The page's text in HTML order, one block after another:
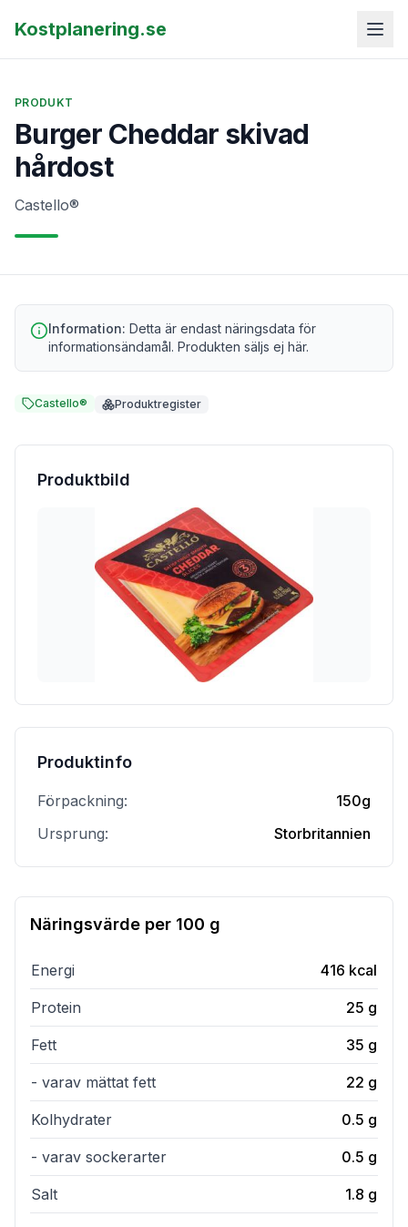
Kostplanering.se
PRODUKT
Burger Cheddar skivad
hårdost
Castello®
Information: Detta är endast näringsdata för
informationsändamål. Produkten säljs ej här.
Castello® Produktregister
Produktbild
Produktinfo
Förpackning:
150g
Ursprung:
Storbritannien
Näringsvärde per 100 g
Energi 416 kcal
Protein 25 g
Fett 35 g
- varav mättat fett 22 g
Kolhydrater 0.5 g
- varav sockerarter 0.5 g
Salt 1.8 g